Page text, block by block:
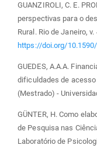
GUANZIROLI, C. E.
perspectivas para o
Rural. Rio de Janeiro,
https://doi.org/
GUEDES, A.A.A.
dificuldades de acesso
(Mestrado) -
GÜNTER, H. Como
de Pesquisa nas
Laboratório de